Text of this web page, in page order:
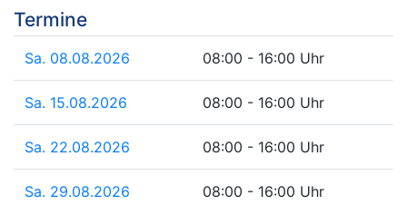
Termine
Sa. 08.08.2026 08:00 - 16:00 Uhr
Sa. 15.08.2026 08:00 - 16:00 Uhr
Sa. 22.08.2026 08:00 - 16:00 Uhr
Sa. 29.08.2026 08:00 - 16:00 Uhr